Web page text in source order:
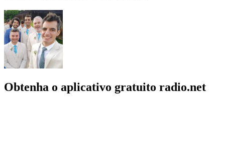
Obtenha o aplicativo gratuito radio.net